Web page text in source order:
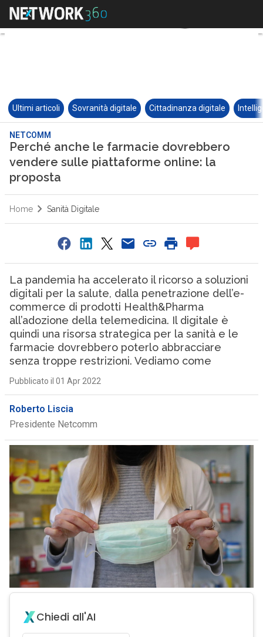
Ultimi articoli Sovranità digitale Cittadinanza digitale
NETCOMM
Perché anche le farmacie dovrebbero
vendere sulle piattaforme online: la
proposta
Home Sanità Digitale
La pandemia ha accelerato il ricorso a soluzioni
digitali per la salute, dalla penetrazione dell’e-
commerce di prodotti Health&Pharma
all’adozione della telemedicina. Il digitale è
quindi una risorsa strategica per la sanità e le
farmacie dovrebbero poterlo abbracciare
senza troppe restrizioni. Vediamo come
Pubblicato il 01 Apr 2022
Roberto Liscia
Presidente Netcomm
Chiedi all'AI